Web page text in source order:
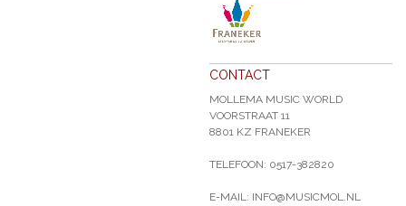
CONTACT
MOLLEMA MUSIC WORLD
VOORSTRAAT 11
8801 KZ FRANEKER
TELEFOON: 0517-382820
E-MAIL: INFO@MUSICMOL.NL